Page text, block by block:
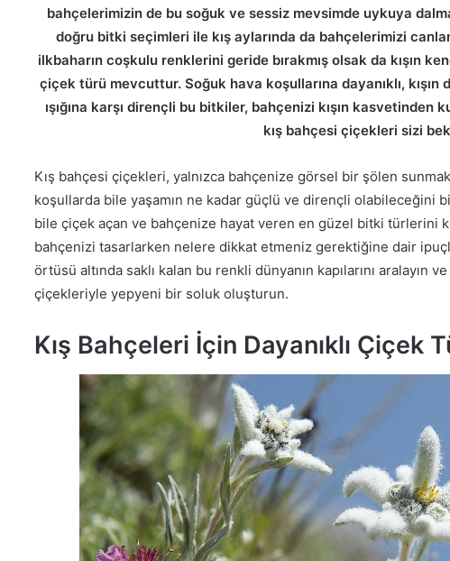
bahçelerimizin de bu soğuk ve sessiz mevsimde uykuya
doğru bitki seçimleri ile kış aylarında da bahçelerimizi
ilkbaharın coşkulu renklerini geride bırakmış olsak da kışın
çiçek türü mevcuttur. Soğuk hava koşullarına dayanıklı,
ışığına karşı dirençli bu bitkiler, bahçenizi kışın kasvetinden
kış bahçesi çiçekleri sizi
Kış bahçesi çiçekleri, yalnızca bahçenize görsel bir şölen
koşullarda bile yaşamın ne kadar güçlü ve dirençli olabileceğini
bile çiçek açan ve bahçenize hayat veren en güzel bitki türlerini
bahçenizi tasarlarken nelere dikkat etmeniz gerektiğine dair
örtüsü altında saklı kalan bu renkli dünyanın kapılarını aralayın
çiçekleriyle yepyeni bir soluk oluşturun.
Kış Bahçeleri İçin Dayanıklı Çiçek